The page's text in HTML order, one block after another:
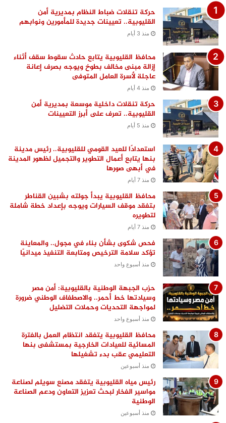
حركة تنقلات ضباط النظام بمديرية أمن
القليوبية.. تعيينات جديدة للمأمورين ونوابهم
منذ 3 أيام
محافظ القليوبية يتابع حادث سقوط سقف أثناء
إزالة مبنى مخالف بطوخ ويوجه بصرف إعانة
عاجلة لأسرة العامل المتوفى
منذ 4 أيام
حركة تنقلات داخلية موسعة بمديرية أمن
القليوبية.. تعرف على أبرز التعيينات
منذ 5 أيام
استعدادًا للعيد القومي للقليوبية.. رئيس مدينة
بنها يتابع أعمال التطوير والتجميل لظهور المدينة
في أبهى صورها
منذ 7 أيام
محافظ القليوبية يبدأ جولته بشبين القناطر
بتفقد موقف السيارات ويوجه بإعداد خطة شاملة
لتطويره
منذ 7 أيام
فحص شكوى بشأن بناء في مجول.. والمعاينة
تؤكد سلامة الترخيص ومتابعة التنفيذ ميدانيًا
منذ أسبوع واحد
حزب الجبهة الوطنية بالقليوبية: أمن مصر
وسيادتها خط أحمر.. والاصطفاف الوطني ضرورة
لمواجهة التحديات وحملات التضليل
منذ أسبوع واحد
محافظ القليوبية يتفقد انتظام العمل بالفترة
المسائية للعيادات الخارجية بمستشفى بنها
التعليمي عقب بدء تشغيلها
منذ أسبوعين
رئيس مياه القليوبية يتفقد مصنع سويلم لصناعة
مواسير الفخار لبحث تعزيز التعاون ودعم الصناعة
الوطنية
منذ أسبوعين